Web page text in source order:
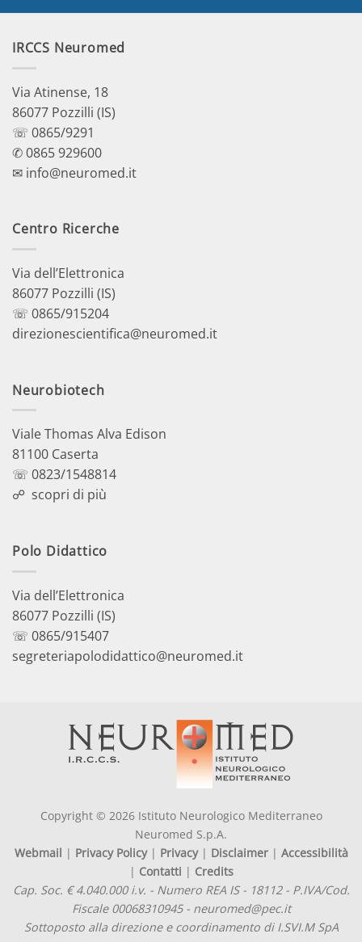
IRCCS Neuromed
Via Atinense, 18
86077 Pozzilli (IS)
☏ 0865/9291
✆ 0865 929600
✉ info@neuromed.it
Centro Ricerche
Via dell’Elettronica
86077 Pozzilli (IS)
☏ 0865/915204
direzionescientifica@neuromed.it
Neurobiotech
Viale Thomas Alva Edison
81100 Caserta
☏ 0823/1548814
☍ scopri di più
Polo Didattico
Via dell’Elettronica
86077 Pozzilli (IS)
☏ 0865/915407
segreteriapolodidattico@neuromed.it
Copyright © 2026 Istituto Neurologico Mediterraneo
Neuromed S.p.A.
Webmail | Privacy Policy| Privacy| Disclaimer| Accessibilità
| Contatti | Credits
Cap. Soc. € 4.040.000 i.v. - Numero REA IS - 18112 - P.IVA/Cod.
Fiscale 00068310945 - neuromed@pec.it
Sottoposto alla direzione e coordinamento di I.SVI.M SpA